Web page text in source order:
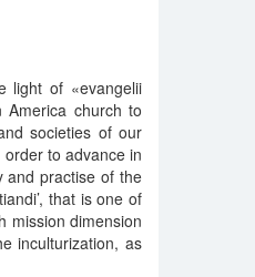
light of «evangelii
America church to
societies of our
to advance in
and practise of the
that is one of
mission dimension
inculturization, as